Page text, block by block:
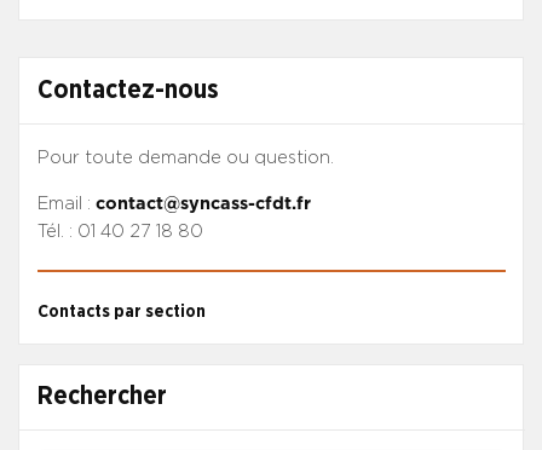
Contactez-nous
Pour toute demande ou question.
Email : contact@syncass-cfdt.fr
Tél. : 01 40 27 18 80
Contacts par section
Rechercher